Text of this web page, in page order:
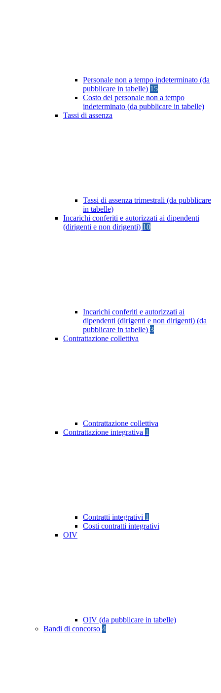
Personale non a tempo indeterminato (da
pubblicare in tabelle) 15
Costo del personale non a tempo
indeterminato (da pubblicare in tabelle)
Tassi di assenza
Tassi di assenza trimestrali (da pubblicare
in tabelle)
Incarichi conferiti e autorizzati ai dipendenti
(dirigenti e non dirigenti) 10
Incarichi conferiti e autorizzati ai
dipendenti (dirigenti e non dirigenti) (da
pubblicare in tabelle) 3
Contrattazione collettiva
Contrattazione collettiva
Contrattazione integrativa 1
Contratti integrativi 1
Costi contratti integrativi
OIV
OIV (da pubblicare in tabelle)
Bandi di concorso 4